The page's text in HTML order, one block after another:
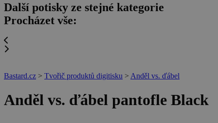
Další potisky ze stejné kategorie
Procházet vše:
Bastard.cz > Tvořič produktů digitisku > Anděl vs. ďábel
Anděl vs. ďábel pantofle Black